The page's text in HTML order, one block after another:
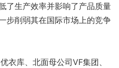
了生产效率并影响了产品质量
步削弱其在国际市场上的竞争
衣库、北面母公司VF集团、